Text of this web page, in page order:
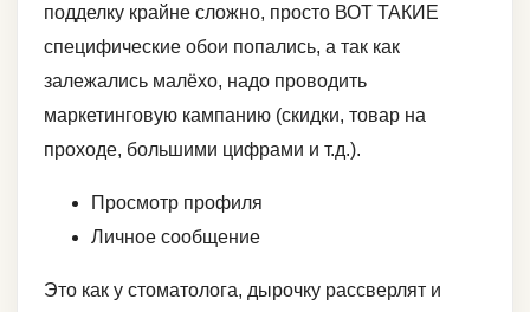
подделку крайне сложно, просто ВОТ ТАКИЕ
специфические обои попались, а так как
залежались малёхо, надо проводить
маркетинговую кампанию (скидки, товар на
проходе, большими цифрами и т.д.).
Просмотр профиля
Личное сообщение
Это как у стоматолога, дырочку рассверлят и